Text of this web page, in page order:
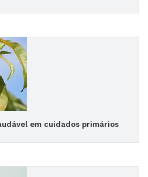
em cuidados primários